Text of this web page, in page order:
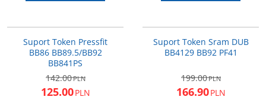
Suport Token Pressfit
BB86 BB89.5/BB92
BB841PS
142.00PLN
125.00PLN
Suport Token Sram DUB
BB4129 BB92 PF41
199.00PLN
166.90PLN